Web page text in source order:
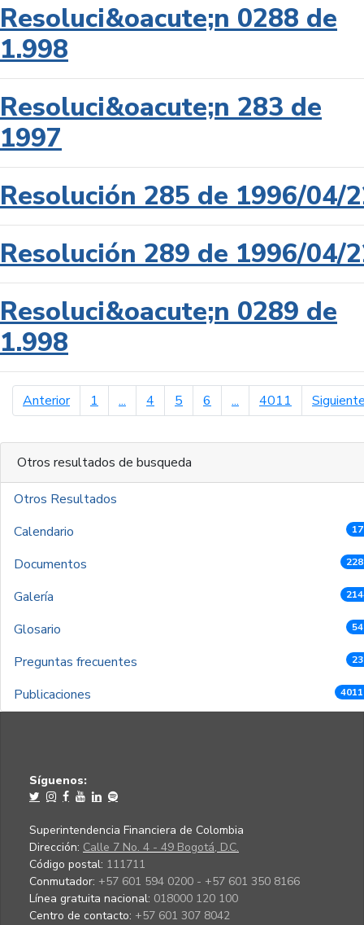
Resoluci&oacute;n 0288 de
1.998
Resoluci&oacute;n 283 de
1997
Resolución 285 de 1996/04/
Resolución 289 de 1996/04/
Resoluci&oacute;n 0289 de
1.998
Anteriorpágina anterior
1 ... 4 5 6 ... 4011
Otros resultados de busqueda
Otros Resultados
Calendario
Documentos
Galería
Glosario
Preguntas frecuentes
Publicaciones
Síguenos:
Superintendencia Financiera de Colombia
Dirección: Calle 7 No. 4 - 49 Bogotá, D.C.
Código postal: 111711
Conmutador: +57 601 594 0200 - +57 601 350 8166
Línea gratuita nacional: 018000 120 100
Centro de contacto: +57 601 307 8042